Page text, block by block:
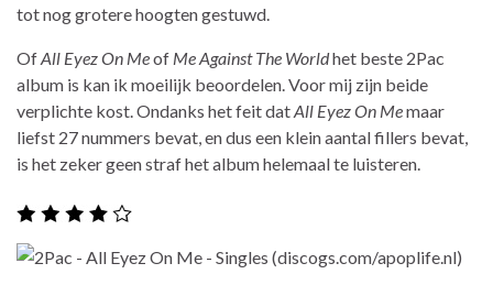
tot nog grotere hoogten gestuwd.
OfAll Eyez On Meof Me Against The Worldhet beste 2Pac
album is kan ik moeilijk beoordelen. Voor mij zijn beide
verplichte kost. Ondanks het feit datAll Eyez On Memaar
liefst 27 nummers bevat, en dus een klein aantal fillers bevat,
is het zeker geen straf het album helemaal te luisteren.